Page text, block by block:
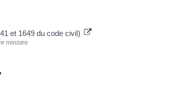
et 1649 du code civil)
ministre